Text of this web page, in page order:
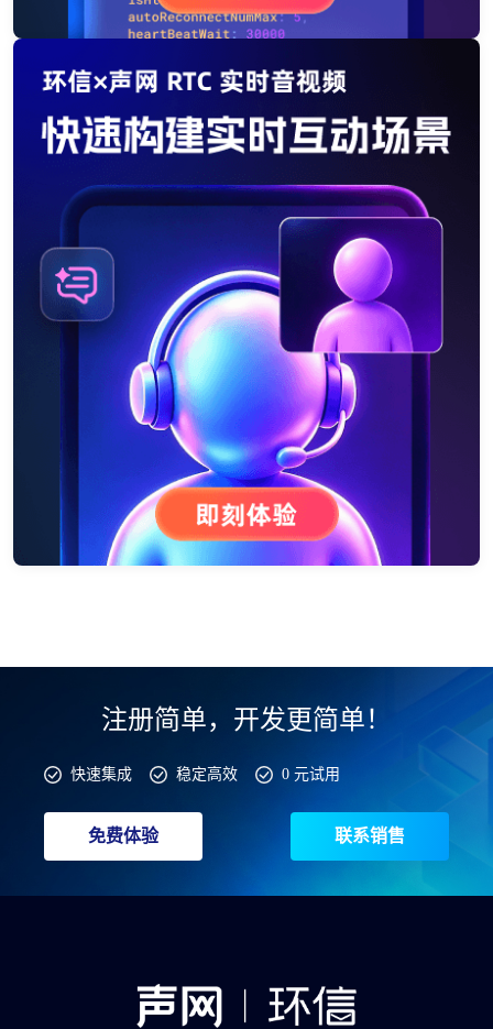
注册简单，开发更简单！
快速集成 稳定高效 0 元试用
免费体验 联系销售